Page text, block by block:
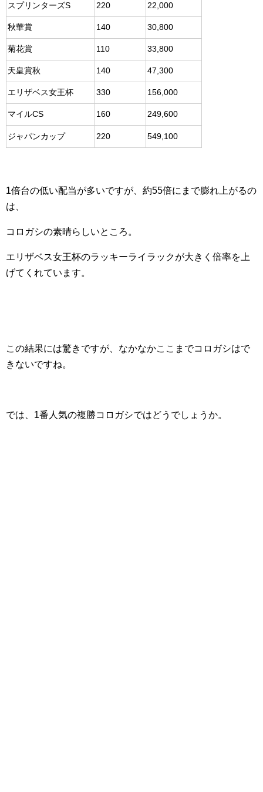
スプリンターズS 220 22,000
秋華賞 140 30,800
菊花賞 110 33,800
天皇賞秋 140 47,300
エリザベス女王杯 330 156,000
マイルCS 160 249,600
ジャパンカップ 220 549,100
1倍台の低い配当が多いですが、約55倍にまで膨れ上がるの
は、
コロガシの素晴らしいところ。
エリザベス女王杯のラッキーライラックが大きく倍率を上
げてくれています。
この結果には驚きですが、なかなかここまでコロガシはで
きないですね。
では、1番人気の複勝コロガシではどうでしょうか。